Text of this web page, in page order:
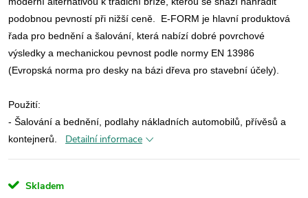
podobnou pevností při nižší ceně.
E-FORM je hlavní produktová
řada pro bednění a šalování, která nabízí dobré povrchové
výsledky a mechanickou pevnost podle normy EN 13986
(Evropská norma pro desky na bázi dřeva pro stavební účely).
Použití:
- Šalování a bednění, podlahy nákladních automobilů, přívěsů a
kontejnerů.
Detailní informace
Skladem